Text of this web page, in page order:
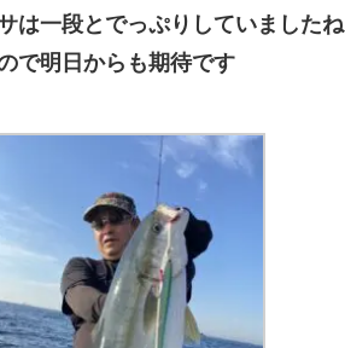
は一段とでっぷりしていましたね
で明日からも期待です